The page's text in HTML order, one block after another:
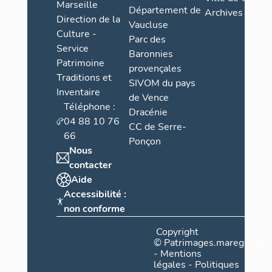
Marseille
Direction de la
Culture -
Service
Patrimoine
Traditions et
Inventaire
Téléphone :
04 88 10 76
66
Nous
contacter
Aide
Accessibilité :
non conforme
Département de
Vaucluse
Parc des
Baronnies
provençales
SIVOM du pays
de Vence
Dracénie
CC de Serre-
Ponçon
Archives
Copyright
©
- Mentions
légales - Politiques